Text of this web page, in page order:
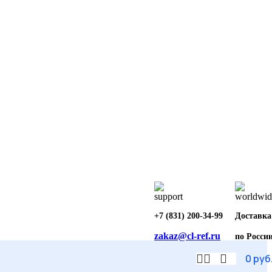
+7 (831) 200-34-99
zakaz@cl-ref.ru
Доставка
по
0